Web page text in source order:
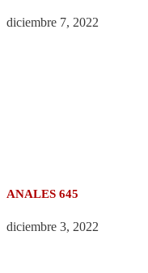
diciembre 7, 2022
ANALES 645
diciembre 3, 2022